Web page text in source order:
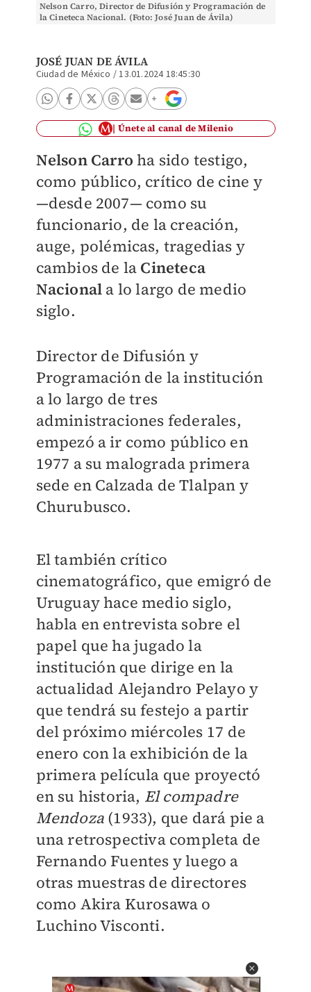
Nelson Carro, Director de Difusión y Programación de
la Cineteca Nacional. (Foto: José Juan de Ávila)
JOSÉ JUAN DE ÁVILA
Ciudad de México /13.01.2024 18:45:30
Únete al canal de Milenio
Nelson Carro ha sido testigo,
como público, crítico de cine y
—desde 2007— como su
funcionario, de la creación,
auge, polémicas, tragedias y
cambios de la Cineteca
Nacional a lo largo de medio
siglo.
Director de Difusión y
Programación de la institución
a lo largo de tres
administraciones federales,
empezó a ir como público en
1977 a su malograda primera
sede en Calzada de Tlalpan y
Churubusco.
El también crítico
cinematográfico, que emigró de
Uruguay hace medio siglo,
habla en entrevista sobre el
papel que ha jugado la
institución que dirige en la
actualidad Alejandro Pelayo y
que tendrá su festejo a partir
del próximo miércoles 17 de
enero con la exhibición de la
primera película que proyectó
en su historia, El compadre
Mendoza(1933), que dará pie a
una retrospectiva completa de
Fernando Fuentes y luego a
otras muestras de directores
como Akira Kurosawa o
Luchino Visconti.